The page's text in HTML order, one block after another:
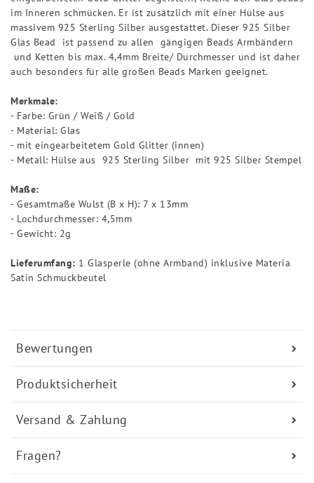
Bewertungen
Produktsicherheit
Versand & Zahlung
Fragen?
im Inneren schmücken. Er ist zusätzlich mit einer Hülse aus
massivem 925 Sterling Silber ausgestattet. Dieser 925 Silber
Glas Bead ist passend zu allen gängigen Beads Armbändern
und Ketten bis max. 4,4mm Breite/ Durchmesser und ist daher
auch besonders für alle großen Beads Marken geeignet.
Merkmale:
- Farbe: Grün / Weiß / Gold
- Material: Glas
- mit eingearbeitetem Gold Glitter (innen)
- Metall: Hülse aus 925 Sterling Silber mit 925 Silber Stempel
Maße:
- Gesamtmaße Wulst (B x H): 7 x 13mm
- Lochdurchmesser: 4,5mm
- Gewicht: 2g
Lieferumfang: 1 Glasperle (ohne Armband) inklusive Materia
Satin Schmuckbeutel